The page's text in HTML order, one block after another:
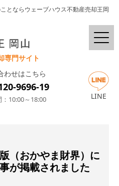
とならウェーブハウス不動産売却王岡
専門サイト
わせはこちら
9696-19
10:00～18:00 LINE
（おかやま財界）に
が掲載されました